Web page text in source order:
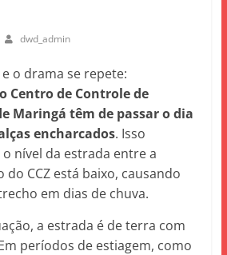
dwd_admin
o drama se repete:
Centro de Controle de
Maringá têm de passar o dia
encharcados. Isso
nível da estrada entre a
CCZ está baixo, causando
em dias de chuva.
a estrada é de terra com
períodos de estiagem, como